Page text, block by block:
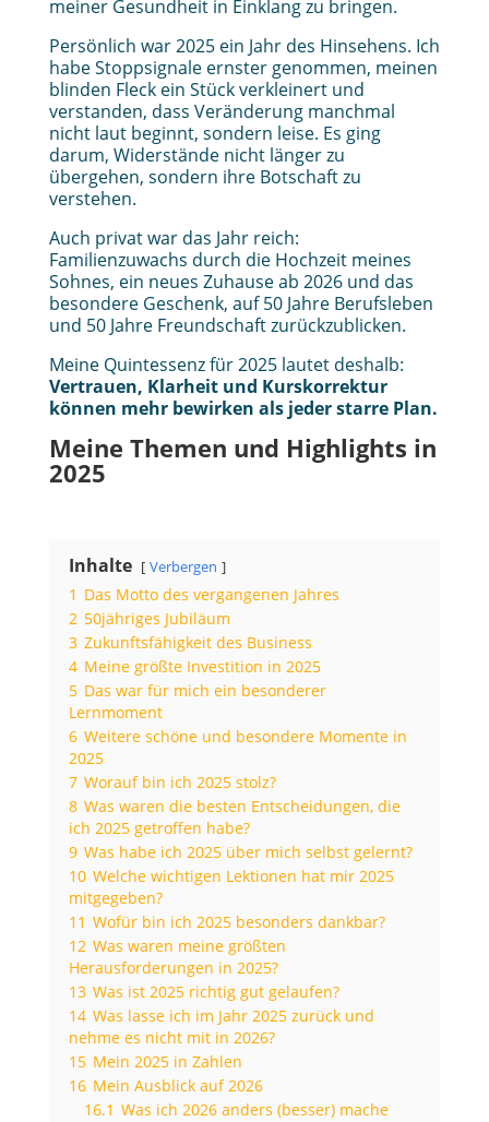
meiner Gesundheit in Einklang zu bringen.
Persönlich war 2025 ein Jahr des Hinsehens. Ich
habe Stoppsignale ernster genommen, meinen
blinden Fleck ein Stück verkleinert und
verstanden, dass Veränderung manchmal
nicht laut beginnt, sondern leise. Es ging
darum, Widerstände nicht länger zu
übergehen, sondern ihre Botschaft zu
verstehen.
Auch privat war das Jahr reich:
Familienzuwachs durch die Hochzeit meines
Sohnes, ein neues Zuhause ab 2026 und das
besondere Geschenk, auf 50 Jahre Berufsleben
und 50 Jahre Freundschaft zurückzublicken.
Meine Quintessenz für 2025 lautet deshalb:
Vertrauen, Klarheit und Kurskorrektur
können mehr bewirken als jeder starre Plan.
Meine Themen und Highlights in
2025
Inhalte Verbergen
1 Das Motto des vergangenen Jahres
2 50jähriges Jubiläum
3 Zukunftsfähigkeit des Business
4 Meine größte Investition in 2025
5 Das war für mich ein besonderer
Lernmoment
6 Weitere schöne und besondere Momente in
2025
7 Worauf bin ich 2025 stolz?
8 Was waren die besten Entscheidungen, die
ich 2025 getroffen habe?
9 Was habe ich 2025 über mich selbst gelernt?
10 Welche wichtigen Lektionen hat mir 2025
mitgegeben?
11 Wofür bin ich 2025 besonders dankbar?
12 Was waren meine größten
Herausforderungen in 2025?
13 Was ist 2025 richtig gut gelaufen?
14 Was lasse ich im Jahr 2025 zurück und
nehme es nicht mit in 2026?
15 Mein 2025 in Zahlen
16 Mein Ausblick auf 2026
16.1 Was ich 2026 anders (besser) mache